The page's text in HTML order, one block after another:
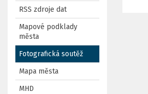
RSS zdroje dat
Mapové podklady
města
Fotografická soutěž
Mapa města
MHD